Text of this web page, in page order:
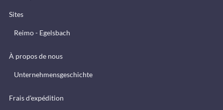
Sites
Reimo - Egelsbach
À propos de nous
Unternehmensgeschichte
Frais d'expédition